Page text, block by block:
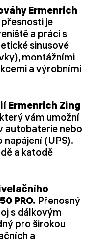
Ermenrich
je
a práci s
sinusové
montážními
a výrobními
Ermenrich Zing
vám umožní
autobaterie nebo
(UPS).
a katodě
PRO. Přenosný
s dálkovým
pro širokou
a